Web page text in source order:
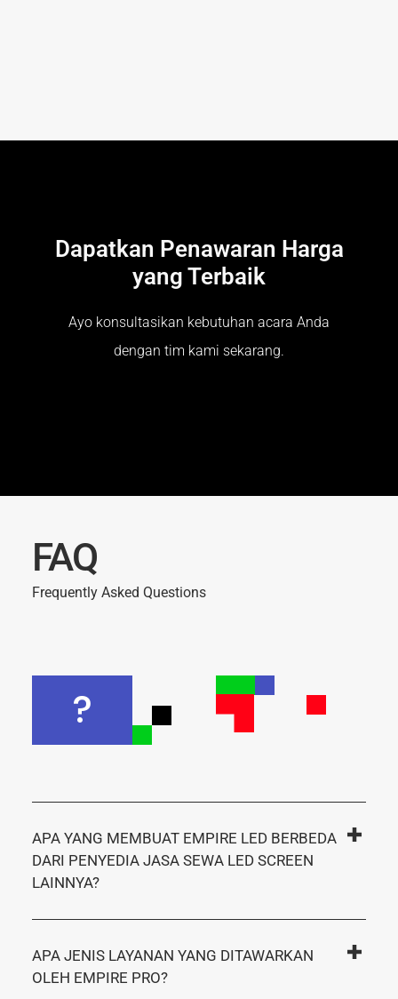
Dapatkan Penawaran Harga
yang Terbaik
Ayo konsultasikan kebutuhan acara Anda
dengan tim kami sekarang.
FAQ
Frequently Asked Questions
?
APA YANG MEMBUAT EMPIRE LED BERBEDA
DARI PENYEDIA JASA SEWA LED SCREEN
LAINNYA?
APA JENIS LAYANAN YANG DITAWARKAN
OLEH EMPIRE PRO?